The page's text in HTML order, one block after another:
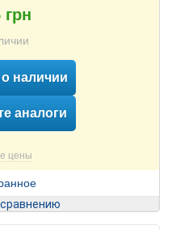
грн
наличии
аналоги
цены